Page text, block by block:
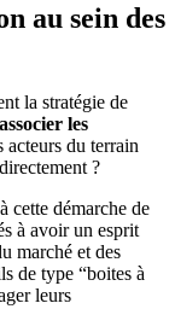
au sein des
la stratégie de
associer les
acteurs du terrain
?
cette démarche de
à avoir un esprit
marché et des
de type “boites à
leurs